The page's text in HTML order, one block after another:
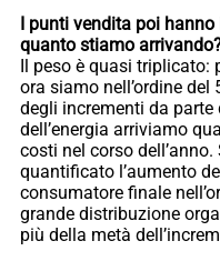
I punti vendita poi hanno
quanto stiamo
Il peso è quasi triplicato:
ora siamo nell’ordine del
degli incrementi da
dell’energia arriviamo
costi nel corso
quantificato l’aumento
consumatore finale
grande distribuzione
più della metà